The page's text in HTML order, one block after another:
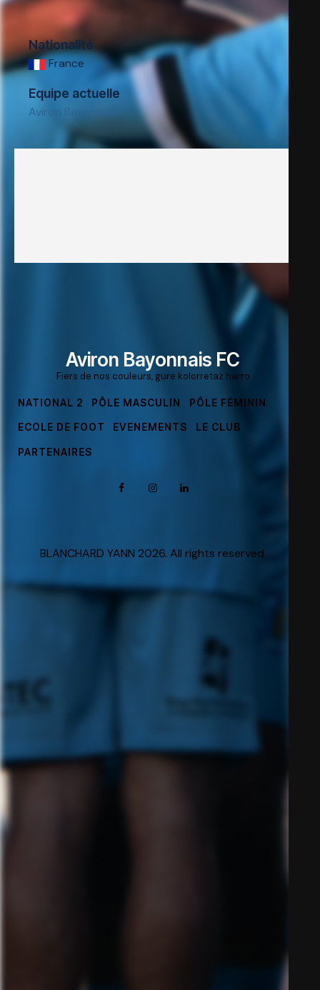
Nationalité
France
Equipe actuelle
Aviron Bayonnais
Aviron Bayonnais FC
Fiers de nos couleurs, gure kolorretaz harro
NATIONAL 2 PÔLE MASCULIN PÔLE FÉMININ
ECOLE DE FOOT EVENEMENTS LE CLUB
PARTENAIRES
BLANCHARD YANN 2026. All rights reserved.